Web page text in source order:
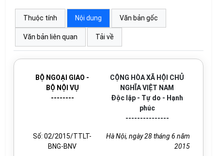
Thuộc tính Nội dung Văn bản gốc
Văn bản liên quan Tải về
BỘ NGOẠI GIAO -
BỘ NỘI VỤ
--------
CỘNG HÒA XÃ HỘI CHỦ
NGHĨA VIỆT NAM
Độc lập - Tự do - Hạnh
phúc
---------------
Số: 02/2015/TTLT-
BNG-BNV
Hà Nội, ngày 28 tháng 6 năm
2015